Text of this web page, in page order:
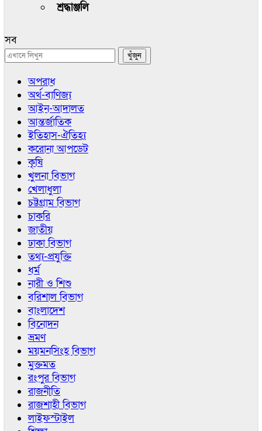
শ্রদ্ধাঞ্জলি
সব
অপরাধ
অর্থ-বাণিজ্য
আইন-আদালত
আন্তর্জাতিক
ইতিহাস-ঐতিহ্য
করোনা আপডেট
কৃষি
খুলনা বিভাগ
খেলাধুলা
চট্টগ্রাম বিভাগ
চাকরি
জাতীয়
ঢাকা বিভাগ
তথ্য-প্রযুক্তি
ধর্ম
নারী ও শিশু
বরিশাল বিভাগ
বাংলাদেশ
বিনোদন
ভ্রমণ
ময়মনসিংহ বিভাগ
মুক্তমত
রংপুর বিভাগ
রাজনীতি
রাজশাহী বিভাগ
লাইফস্টাইল